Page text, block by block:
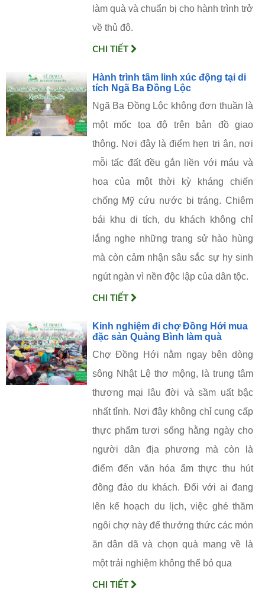
làm quà và chuẩn bị cho hành trình trở
về thủ đô.
CHI TIẾT
Hành trình tâm linh xúc động tại di
tích Ngã Ba Đồng Lộc
Ngã Ba Đồng Lộc không đơn thuần là
một mốc tọa độ trên bản đồ giao
thông. Nơi đây là điểm hẹn tri ân, nơi
mỗi tấc đất đều gắn liền với máu và
hoa của một thời kỳ kháng chiến
chống Mỹ cứu nước bi tráng. Chiêm
bái khu di tích, du khách không chỉ
lắng nghe những trang sử hào hùng
mà còn cảm nhận sâu sắc sự hy sinh
ngút ngàn vì nền độc lập của dân tộc.
CHI TIẾT
Kinh nghiệm đi chợ Đồng Hới mua
đặc sản Quảng Bình làm quà
Chợ Đồng Hới nằm ngay bên dòng
sông Nhật Lệ thơ mộng, là trung tâm
thương mại lâu đời và sầm uất bậc
nhất tỉnh. Nơi đây không chỉ cung cấp
thực phẩm tươi sống hằng ngày cho
người dân địa phương mà còn là
điểm đến văn hóa ẩm thực thu hút
đông đảo du khách. Đối với ai đang
lên kế hoạch du lịch, việc ghé thăm
ngôi chợ này để thưởng thức các món
ăn dân dã và chọn quà mang về là
một trải nghiệm không thể bỏ qua
CHI TIẾT